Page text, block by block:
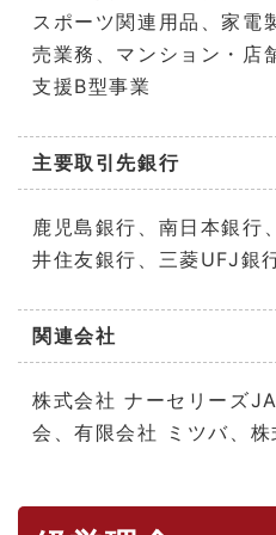
スポーツ関連用品、家電
売業務、マンション・店
支援B型事業
主要取引先銀行
鹿児島銀行、南日本銀行
井住友銀行、三菱UFJ銀
関連会社
株式会社 ナーセリーズ
会、有限会社 ミツバ、株